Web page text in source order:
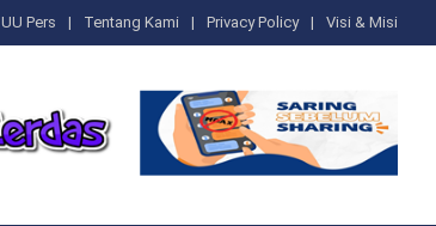
UU Pers Tentang Kami Privacy Policy Visi & Misi